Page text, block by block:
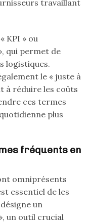
travaillant
KPI » ou
qui permet de
logistiques.
le « juste à
à réduire les coûts
ces termes
plus
fréquents en
omniprésents
essentiel de les
un
un outil crucial